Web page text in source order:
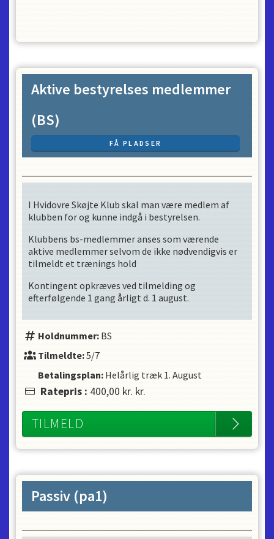
Aktive bestyrelses medlemmer
(BS)
FÅ PLADSER
I Hvidovre Skøjte Klub skal man være medlem af
klubben for og kunne indgå i bestyrelsen.
Klubbens bs-medlemmer anses som værende
aktive medlemmer selvom de ikke nødvendigvis er
tilmeldt et trænings hold
Kontingent opkræves ved tilmelding og
efterfølgende 1 gang årligt d. 1 august.
Holdnummer: BS
Tilmeldte:5/7
Betalingsplan: Helårlig træk 1. August
Ratepris : 400,00 kr. kr.
TILMELD
Passiv (pa1)